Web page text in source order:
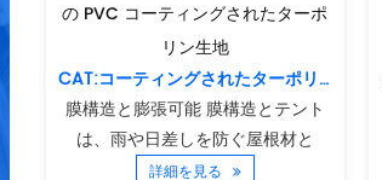
の PVC コーティングされたターポ
リン生地
CAT:コーティングされたターポリン生地
膜構造と膨張可能 膜構造とテント
は、雨や日差しを防ぐ屋根材と
詳細を見る